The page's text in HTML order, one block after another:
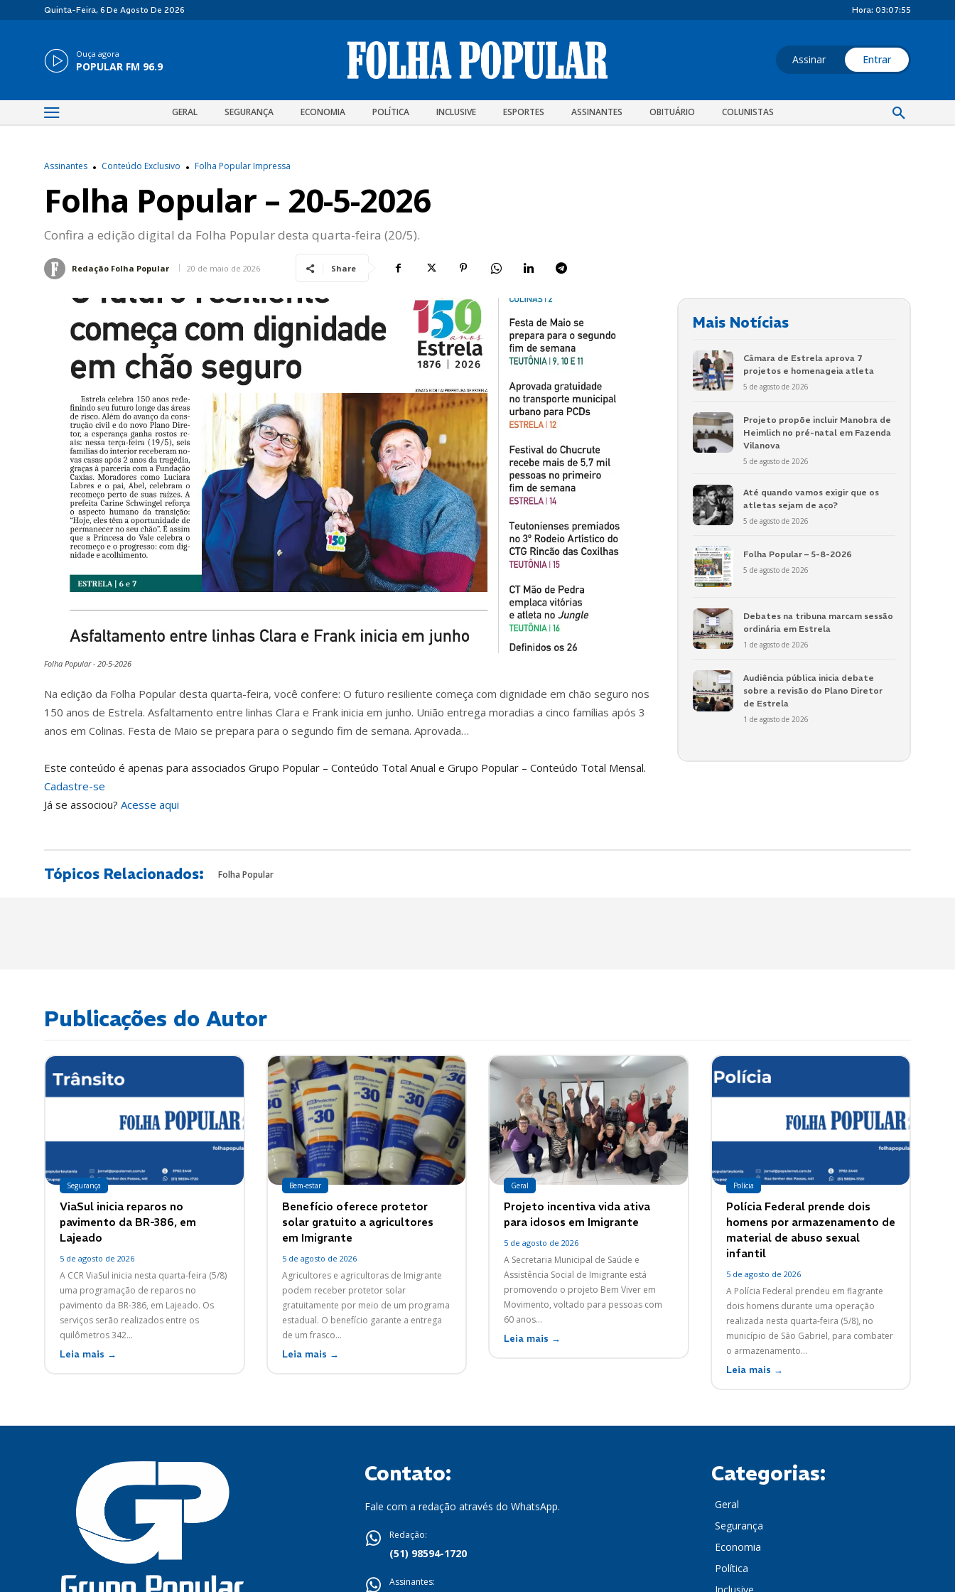
Quinta-Feira, 6 De Agosto De 2026 Hora:03:07:56
Ouça agora
POPULAR FM 96.9 Assinar Entrar
GERAL SEGURANÇA ECONOMIA POLÍTICA INCLUSIVE ESPORTES ASSINANTES OBITUÁRIO COLUNISTAS
Assinantes Conteúdo Exclusivo Folha Popular Impressa
Folha Popular – 20-5-2026
Confira a edição digital da Folha Popular desta quarta-feira (20/5).
Redação Folha Popular 20 de maio de 2026 Share
Folha Popular - 20-5-2026
Na edição da Folha Popular desta quarta-feira, você confere: O futuro resiliente começa com dignidade em chão seguro nos
150 anos de Estrela. Asfaltamento entre linhas Clara e Frank inicia em junho. União entrega moradias a cinco famílias após 3
anos em Colinas. Festa de Maio se prepara para o segundo fim de semana. Aprovada…
Este conteúdo é apenas para associados Grupo Popular – Conteúdo Total Anual e Grupo Popular – Conteúdo Total Mensal.
Cadastre-se
Já se associou? Acesse aqui
Mais Notícias
Câmara de Estrela aprova 7
projetos e homenageia atleta
5 de agosto de 2026
Projeto propõe incluir Manobra de
Heimlich no pré-natal em Fazenda
Vilanova
5 de agosto de 2026
Até quando vamos exigir que os
atletas sejam de aço?
5 de agosto de 2026
Folha Popular – 5-8-2026
5 de agosto de 2026
Debates na tribuna marcam sessão
ordinária em Estrela
1 de agosto de 2026
Audiência pública inicia debate
sobre a revisão do Plano Diretor
de Estrela
1 de agosto de 2026
Tópicos Relacionados: Folha Popular
Publicações do Autor
Segurança
ViaSul inicia reparos no
pavimento da BR-386, em
Lajeado
5 de agosto de 2026
A CCR ViaSul inicia nesta quarta-feira (5/8)
uma programação de reparos no
pavimento da BR-386, em Lajeado. Os
serviços serão realizados entre os
quilômetros 342...
Leia mais →
Bem-estar
Benefício oferece protetor
solar gratuito a agricultores
em Imigrante
5 de agosto de 2026
Agricultores e agricultoras de Imigrante
podem receber protetor solar
gratuitamente por meio de um programa
estadual. O benefício garante a entrega
de um frasco...
Leia mais →
Geral
Projeto incentiva vida ativa
para idosos em Imigrante
5 de agosto de 2026
A Secretaria Municipal de Saúde e
Assistência Social de Imigrante está
promovendo o projeto Bem Viver em
Movimento, voltado para pessoas com
60 anos...
Leia mais →
Polícia
Polícia Federal prende dois
homens por armazenamento de
material de abuso sexual
infantil
5 de agosto de 2026
A Polícia Federal prendeu em flagrante
dois homens durante uma operação
realizada nesta quarta-feira (5/8), no
município de São Gabriel, para combater
o armazenamento...
Leia mais →
Contato:
Fale com a redação através do WhatsApp.
Redação:
(51) 98594-1720
Assinantes:
Categorias:
Geral
Segurança
Economia
Política